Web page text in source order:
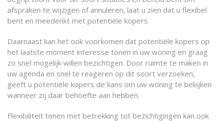
afspraken te wijzigen of annuleren, laat u zien dat u flexibel
bent en meedenkt met potentiële kopers.
Daarnaast kan het ook voorkomen dat potentiële kopers op
het laatste moment interesse tonen in uw woning en graag
zo snel mogelijk willen bezichtigen. Door ruimte te maken in
uw agenda en snel te reageren op dit soort verzoeken,
geeft u potentiële kopers de kans om uw woning te bekijken
wanneer zij daar behoefte aan hebben.
Flexibiliteit tonen met betrekking tot bezichtigingen kan ook